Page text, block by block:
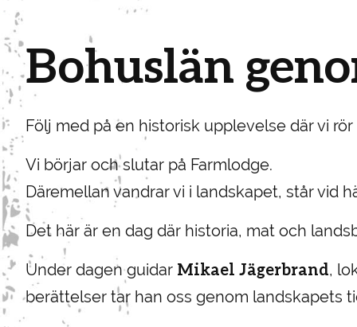
Bohuslän
Följ med på en historisk upplevelse där vi
Vi börjar och slutar på Farmlodge.
Däremellan vandrar vi i landskapet, står vid
Det här är en dag där historia, mat och
Under dagen guidar Mikael Jägerbrand,
berättelser tar han oss genom landskapets